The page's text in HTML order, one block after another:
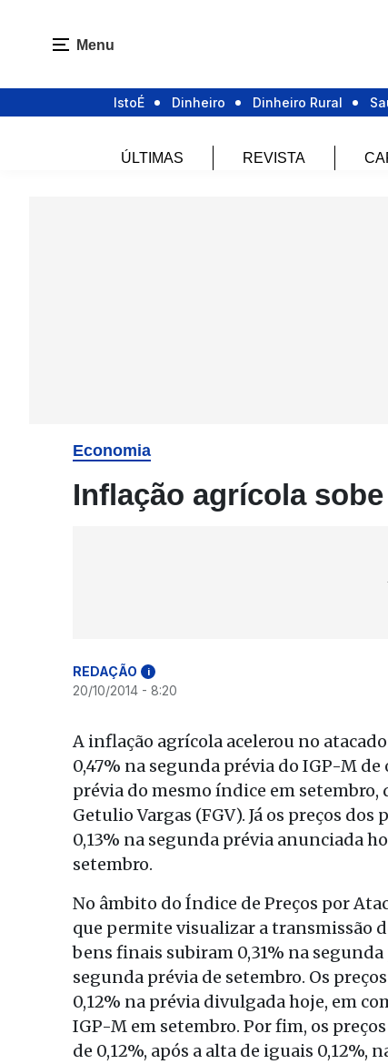
Menu
IstoÉ Dinheiro Dinheiro Rural
ÚLTIMAS REVISTA
Economia
Inflação agrícola
REDAÇÃO i
20/10/2014 - 8:20
A inflação agrícola acelerou no
0,47% na segunda prévia do IGP-M
prévia do mesmo índice em
Getulio Vargas (FGV). Já os preços
0,13% na segunda prévia anunciada
setembro.
No âmbito do Índice de Preços por
que permite visualizar a transmissão
bens finais subiram 0,31% na
segunda prévia de setembro. Os
0,12% na prévia divulgada hoje, em
IGP-M em setembro. Por fim, os
de 0,12%, após a alta de iguais 0,12%,